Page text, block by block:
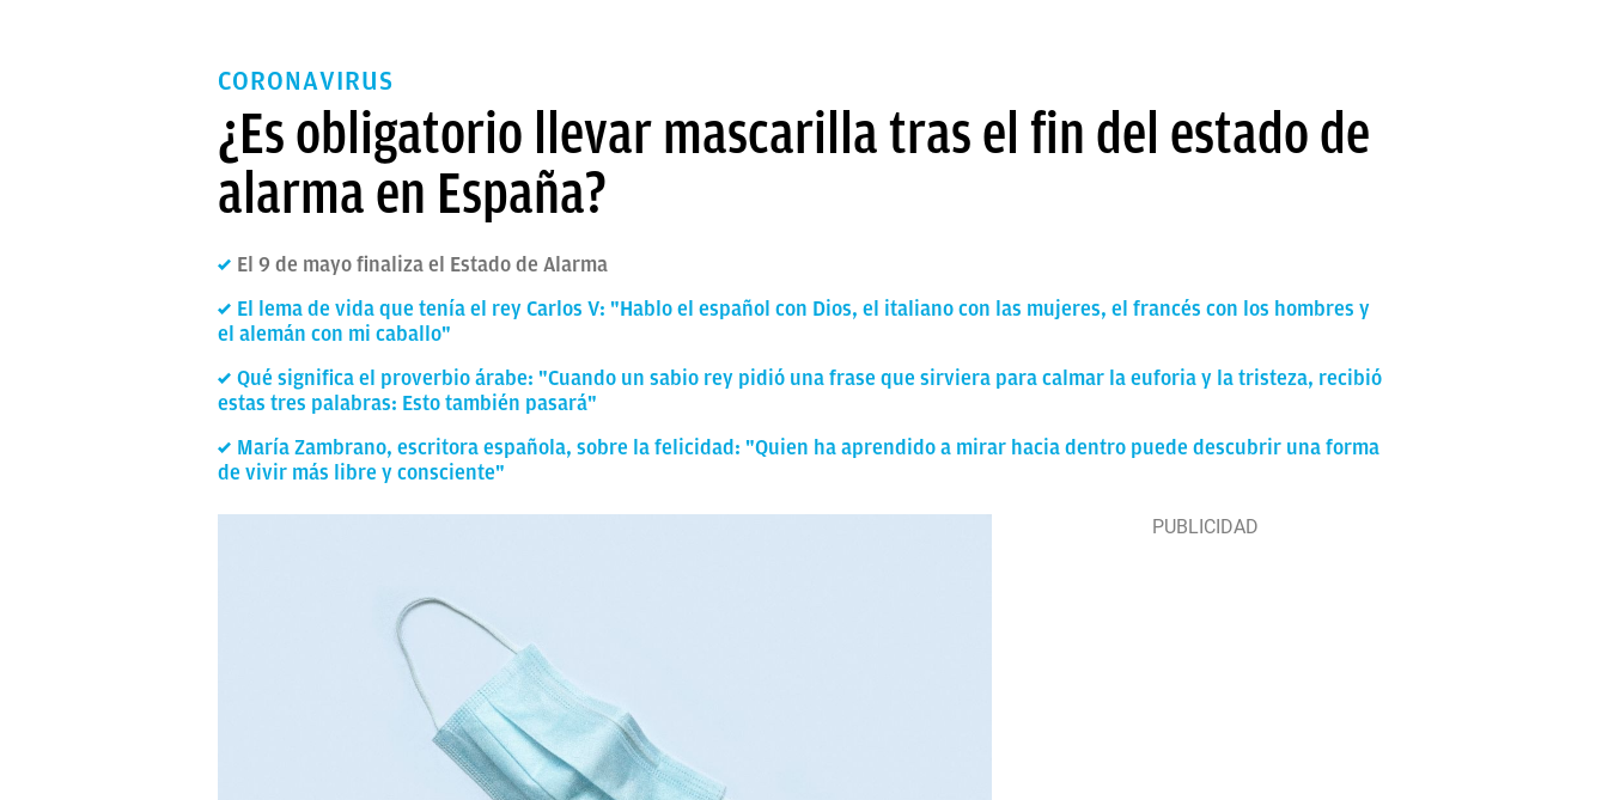
CORONAVIRUS
¿Es obligatorio llevar mascarilla tras el fin del estado de
alarma en España?
El 9 de mayo finaliza el Estado de Alarma
El lema de vida que tenía el rey Carlos V: "Hablo el español con Dios, el italiano con las mujeres, el francés con los hombres y
el alemán con mi caballo"
Qué significa el proverbio árabe: "Cuando un sabio rey pidió una frase que sirviera para calmar la euforia y la tristeza, recibió
estas tres palabras: Esto también pasará"
María Zambrano, escritora española, sobre la felicidad: "Quien ha aprendido a mirar hacia dentro puede descubrir una forma
de vivir más libre y consciente"